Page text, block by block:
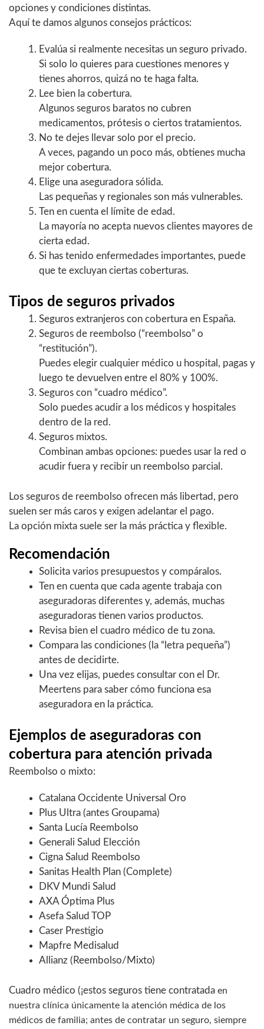
opciones y condiciones distintas.
Aquí te damos algunos consejos prácticos:
Evalúa si realmente necesitas un seguro privado.
Si solo lo quieres para cuestiones menores y
tienes ahorros, quizá no te haga falta.
Lee bien la cobertura.
Algunos seguros baratos no cubren
medicamentos, prótesis o ciertos tratamientos.
No te dejes llevar solo por el precio.
A veces, pagando un poco más, obtienes mucha
mejor cobertura.
Elige una aseguradora sólida.
Las pequeñas y regionales son más vulnerables.
Ten en cuenta el límite de edad.
La mayoría no acepta nuevos clientes mayores de
cierta edad.
Si has tenido enfermedades importantes, puede
que te excluyan ciertas coberturas.
Tipos de seguros privados
Seguros extranjeros con cobertura en España.
Seguros de reembolso (“reembolso” o
“restitución”).
Puedes elegir cualquier médico u hospital, pagas y
luego te devuelven entre el 80% y 100%.
Seguros con “cuadro médico”.
Solo puedes acudir a los médicos y hospitales
dentro de la red.
Seguros mixtos.
Combinan ambas opciones: puedes usar la red o
acudir fuera y recibir un reembolso parcial.
Los seguros de reembolso ofrecen más libertad, pero
suelen ser más caros y exigen adelantar el pago.
La opción mixta suele ser la más práctica y flexible.
Recomendación
Solicita varios presupuestos y compáralos.
Ten en cuenta que cada agente trabaja con
aseguradoras diferentes y, además, muchas
aseguradoras tienen varios productos.
Revisa bien el cuadro médico de tu zona.
Compara las condiciones (la “letra pequeña”)
antes de decidirte.
Una vez elijas, puedes consultar con el Dr.
Meertens para saber cómo funciona esa
aseguradora en la práctica.
Ejemplos de aseguradoras con
cobertura para atención privada
Reembolso o mixto:
Catalana Occidente Universal Oro
Plus Ultra (antes Groupama)
Santa Lucía Reembolso
Generali Salud Elección
Cigna Salud Reembolso
Sanitas Health Plan (Complete)
DKV Mundi Salud
AXA Óptima Plus
Asefa Salud TOP
Caser Prestigio
Mapfre Medisalud
Allianz (Reembolso/Mixto)
Cuadro médico (¡estos seguros tiene contratada en
nuestra clínica únicamente la atención médica de los
médicos de familia; antes de contratar un seguro, siempre